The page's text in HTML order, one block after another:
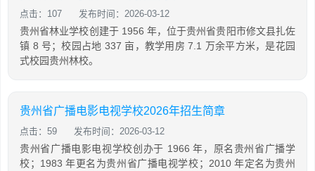
点击：107 发布时间：2026-03-12
贵州省林业学校创建于 1956 年，位于贵州省贵阳市修文县扎佐
镇 8 号；校园占地 337 亩，教学用房 7.1 万余平方米，是花园
式校园贵州林校。
贵州省广播电影电视学校2026年招生简章
点击：59 发布时间：2026-03-12
贵州省广播电影电视学校创办于 1966 年，原名贵州省广播学
校；1983 年更名为贵州省广播电视学校；2010 年定名为贵州